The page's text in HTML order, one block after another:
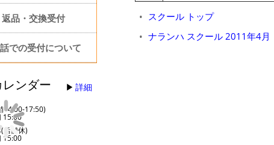
返品・交換受付
での受付について
ンダー 詳細
14:00-17:50)
15:00
店舗休)
15:00
スクール トップ
ナランハ スクール 2011年4月